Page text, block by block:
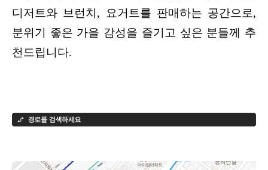
디저트와 브런치, 요거트를 판매하는 공간으로,
분위기 좋은 가을 감성을 즐기고 싶은 분들께 추
천드립니다.